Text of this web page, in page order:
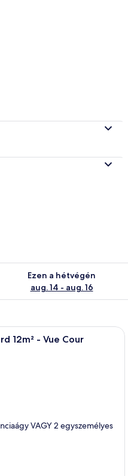
9 - aug. 10
Ezen a hétvégén
aug. 14 - aug. 16
hétvégi rendelkezésre
berendezéssel.
Egy szállodai szoba, amelyben
12m² - Vue Cour
VAGY 2 egyszemélyes